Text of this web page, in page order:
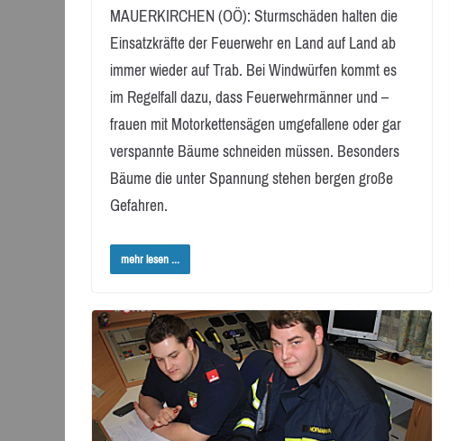
MAUERKIRCHEN (OÖ): Sturmschäden halten die
Einsatzkräfte der Feuerwehr en Land auf Land ab
immer wieder auf Trab. Bei Windwürfen kommt es
im Regelfall dazu, dass Feuerwehrmänner und –
frauen mit Motorkettensägen umgefallene oder gar
verspannte Bäume schneiden müssen. Besonders
Bäume die unter Spannung stehen bergen große
Gefahren.
mehr lesen ...